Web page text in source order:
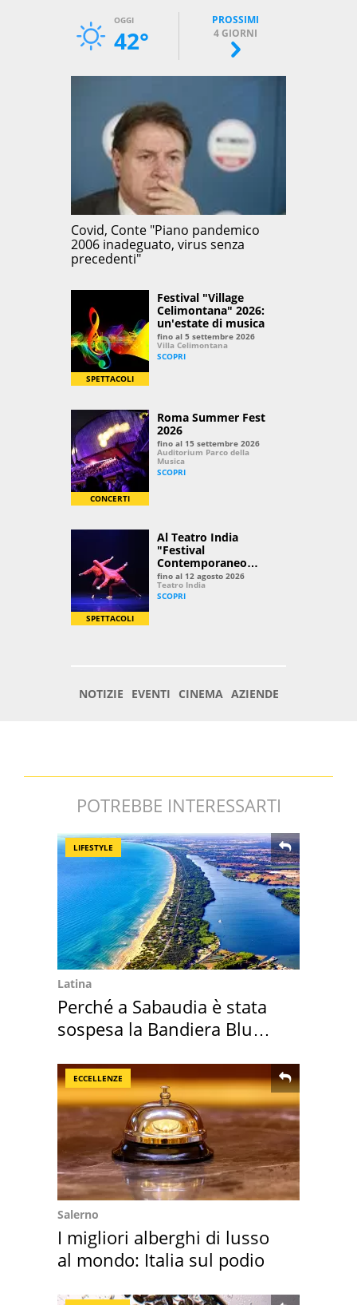
POTREBBE INTERESSARTI
LIFESTYLE
Latina
Perché a Sabaudia è stata
sospesa la Bandiera Blu
ECCELLENZE
Salerno
I migliori alberghi di lusso
al mondo: Italia sul podio